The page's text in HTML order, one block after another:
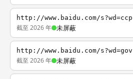
http://www.baidu.com/s?wd=ccp
截至 2026 年 未屏蔽
http://www.baidu.com/s?wd=gov
截至 2026 年 未屏蔽